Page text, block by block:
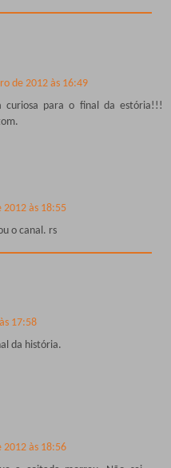
de 2012 às 16:49
curiosa para o final da estória!!!
2012 às 18:55
o canal. rs
17:58
da história.
2012 às 18:56